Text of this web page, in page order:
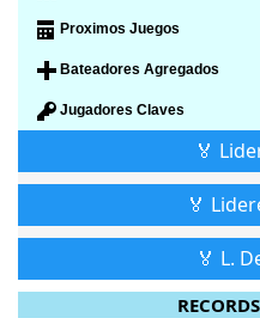
Proximos Juegos
Bateadores Agregados
Jugadores Claves
🏅
🏅
🏅 L.